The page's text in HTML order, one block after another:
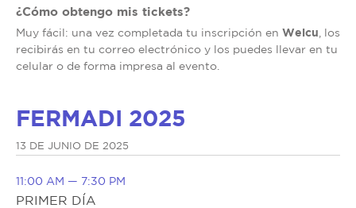
¿Cómo obtengo mis tickets?
Muy fácil: una vez completada tu inscripción en Welcu , los
recibirás en tu correo electrónico y los puedes llevar en tu
celular o de forma impresa al evento.
FERMADI 2025
13 DE JUNIO DE 2025
11:00 AM — 7:30 PM
PRIMER DÍA